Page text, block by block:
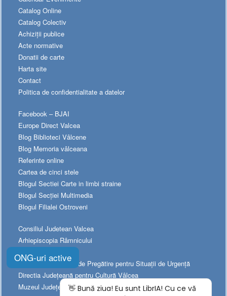
Catalog Online
Catalog Colectiv
Achiziții publice
Acte normative
Donatii de carte
Harta site
Contact
Politica de confidentialitate a datelor
Facebook – BJAI
Europe Direct Valcea
Blog Biblioteci Vâlcene
Blog Memoria vâlceana
Referinte online
Cartea de cinci stele
Blogul Sectiei Carte in limbi straine
Blogul Secției Multimedia
Blogul Filialei Ostroveni
Consiliul Judetean Valcea
Arhiepiscopia Râmnicului
Platforma Naționala de Pregătire pentru Situații de Urgență
Directia Judeţeană pentru Cultură Vâlcea
Muzeul Judeţean de Istorie
ONG-uri active